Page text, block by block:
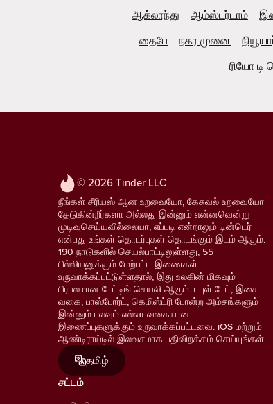
ஆக்லாந்து ஆம்ஸ்டர்டாம்
தைபே
நகர முனை
ரியோ டி
© 2026 Tinder LLC
நீங்கள் சீரியஸ் ஆன உறவையோ, கேசுவல் உறவையோ
தேடுகின்றீர்களா அல்லது இன்னும் என்னவென்று
முடிவுசெய்யவில்லையா, எப்படி என்றாலும் டின்டெர்
என்பது உங்கள் தொடர்புகள் தொடங்கும் இடம் ஆகும்.
190 நாடுகளில் செயல்பாட்டிலுள்ளது, 55
பில்லியனுக்கும் மேற்பட்ட இணைகள்
உருவாக்கப்பட்டுள்ளதால், இது உலகின் மிகவும்
பிரபலமான டேட்டிங் செயலி ஆகும். டபுள் டேட், இசை
வகை, பாஸ்போர்ட், கெமிஸ்ட்ரி போன்ற அம்சங்களும்
இன்னும் பலவும் எல்லா வகையான
இணைப்புகளுக்கும் உருவாக்கப்பட்டவை. iOS மற்றும்
ஆண்டிராய்டில் இலவசமாக பதிவிறக்கம் செய்யுங்கள்.
தமிழ்
சட்டம்